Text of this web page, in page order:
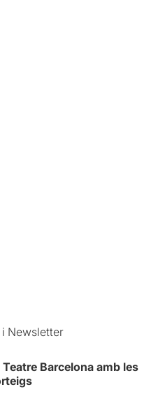
Newsletter
Barcelona amb les